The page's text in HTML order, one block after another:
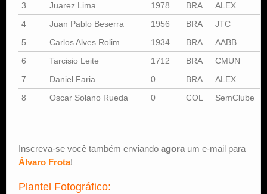
3
Juarez Lima 1978 BRA
ALEX
4
Juan Pablo Beserra 1956 BRA
JTC
5
Carlos Alves Rolim 1934 BRA
AABB
6
Tarcisio Leite 1712 BRA
CMUN
7
Daniel Faria 0 BRA
ALEX
8
Oscar Solano Rueda 0 COL SemClube
Inscreva-se você também enviando agora um e-mail para
Álvaro Frota!
Plantel Fotográfico: